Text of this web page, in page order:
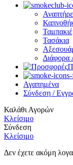
Τασάκια
Διάφορα
Αγαπημένα
Σύνδεση /
Καλάθι Αγορών
Κλείσιμο
Σύνδεση
Κλείσιμο
Δεν έχετε ακόμη